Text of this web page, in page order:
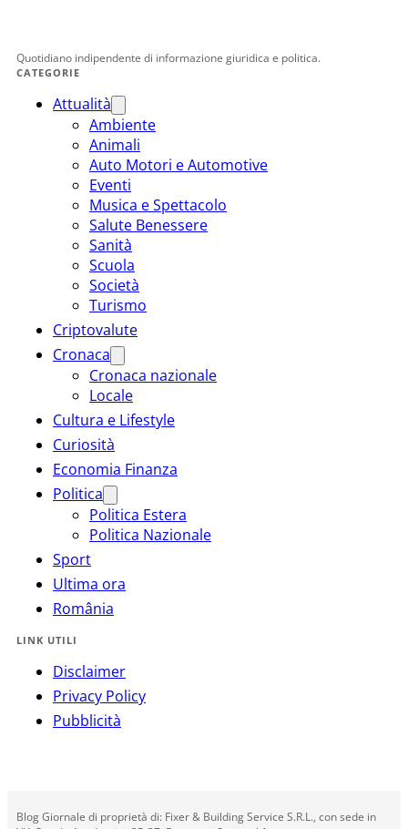
Quotidiano indipendente di informazione giuridica e politica.
CATEGORIE
Attualità
Ambiente
Animali
Auto Motori e Automotive
Eventi
Musica e Spettacolo
Salute Benessere
Sanità
Scuola
Società
Turismo
Criptovalute
Cronaca
Cronaca nazionale
Locale
Cultura e Lifestyle
Curiosità
Economia Finanza
Politica
Politica Estera
Politica Nazionale
Sport
Ultima ora
România
LINK UTILI
Disclaimer
Privacy Policy
Pubblicità
Blog Giornale di proprietà di: Fixer & Building Service S.R.L., con sede in